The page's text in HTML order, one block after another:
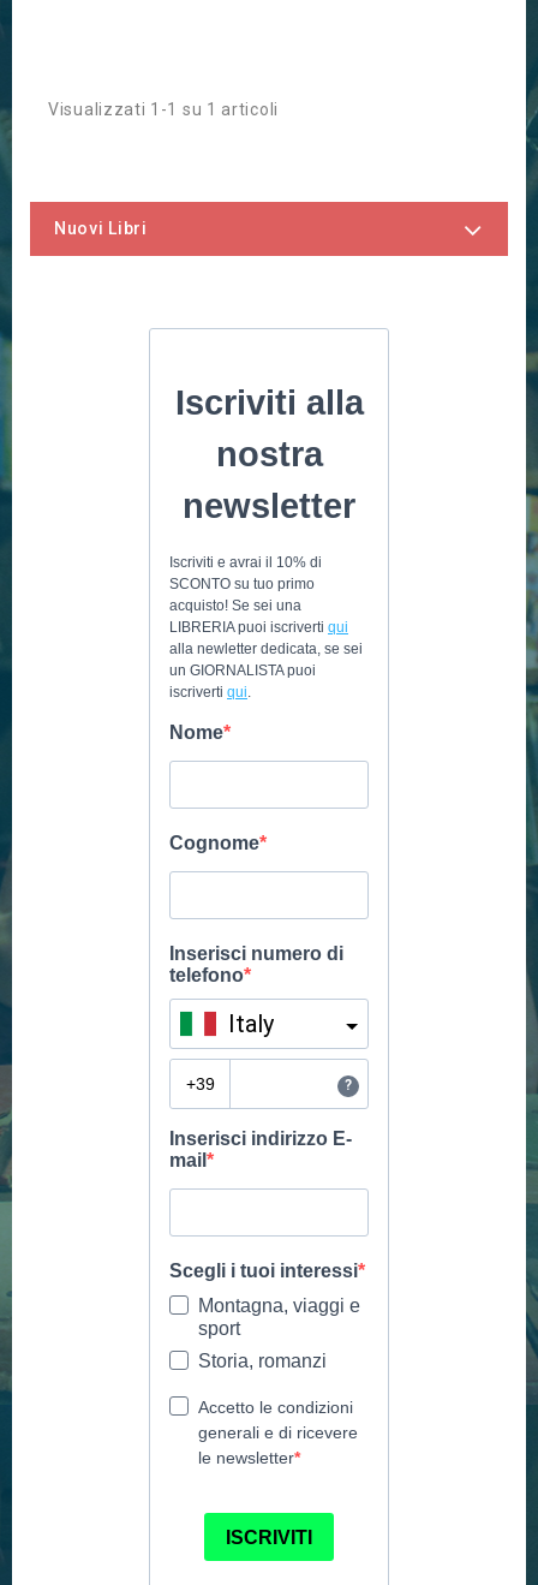
Visualizzati 1-1 su 1 articoli
Nuovi Libri